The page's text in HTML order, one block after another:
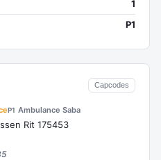
Capcodes
P1 Ambulance Saba
Rit 175453
1
P1